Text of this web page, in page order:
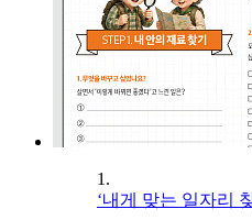
1.
‘내게 맞는 일자리